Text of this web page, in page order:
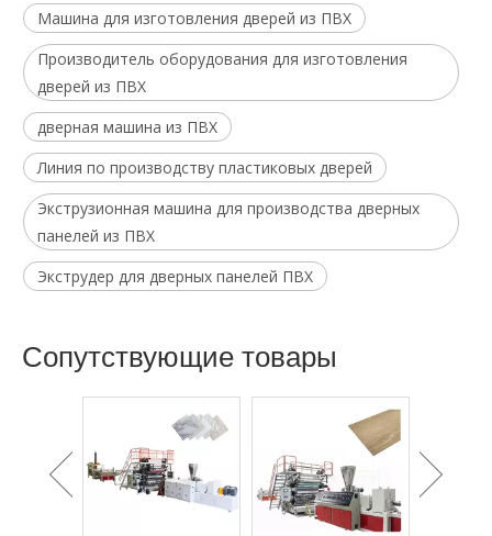
Машина для изготовления дверей из ПВХ
Производитель оборудования для изготовления
дверей из ПВХ
дверная машина из ПВХ
Линия по производству пластиковых дверей
Экструзионная машина для производства дверных
панелей из ПВХ
Экструдер для дверных панелей ПВХ
Cопутствующие товары